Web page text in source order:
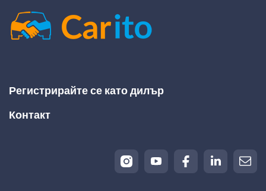
Регистрирайте се като дилър
Контакт